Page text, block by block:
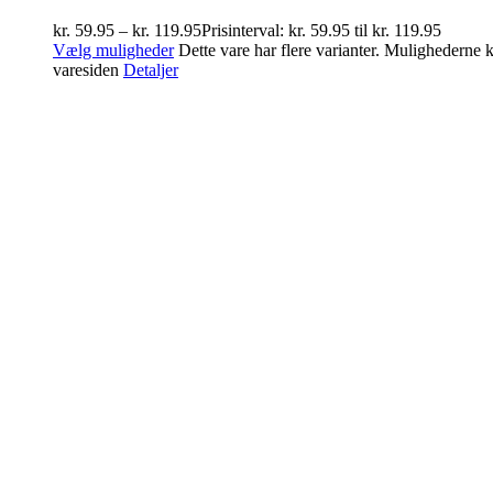
kr. 59.95 – kr. 119.95Prisinterval: kr. 59.95 til kr. 119.95
Vælg muligheder Dette vare har flere varianter. Mulighederne
varesiden Detaljer